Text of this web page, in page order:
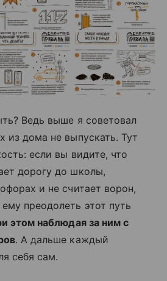
Ведь выше я советовал
из дома не выпускать. Тут
если вы видите, что
дорогу до школы,
и не считает ворон,
преодолеть этот путь
этом наблюдая за ним с
. А дальше каждый
себя сам.